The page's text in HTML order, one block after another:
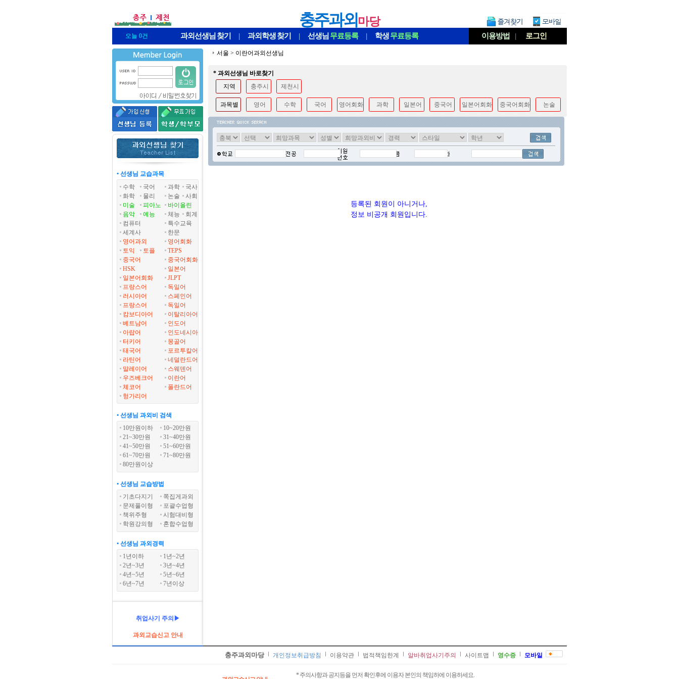
충주과외마당
오늘 0건 과외선생님 찾기 | 과외학생찾기 | 선생님 무료등록 | 학생무료등록 이용방법 | 로그인
• 선생님 교습과목
수학
국어 과학
국사
화학
물리 논술
사회
미술
피아노
바이올린
음악
예능 체능
회계
컴퓨터
특수교육
세계사
한문
영어과외
영어회화
토익
토플
TEPS
중국어
중국어회화
HSK
일본어
일본어회화
JLPT
프랑스어
독일어
러시아어
스페인어
프랑스어
독일어
캄보디아어
이탈리아어
베트남어
인도어
아랍어
인도네시아
터키어
몽골어
태국어
포르투칼어
라틴어
네덜란드어
말레이어
스웨덴어
우즈베크어
이란어
체코어
폴란드어
헝가리어
• 선생님 과외비 검색
10만원이하
10~20만원
21~30만원
31~40만원
41~50만원
51~60만원
61~70만원
71~80만원
80만원이상
• 선생님 교습방법
기초다지기
쪽집게과외
문제풀이형
포괄수업형
책위주형
시험대비형
학원강의형
혼합수업형
• 선생님 과외경력
1년이하
1년~2년
2년~3년
3년~4년
4년~5년
5년~6년
6년~7년
7년이상
취업사기 주의▶
과외교습신고 안내
서울 > 이란어과외선생님
* 과외선생님 바로찾기
지역
충주시 제천시
과목별 영어 수학 국어 영어회화 과학 일본어 중국어 일본어회화 중국어회화 논술
등록된 회원이 아니거나,
정보 비공개 회원입니다.
충주과외마당 개인정보취급방침 이용약관 법적책임한계 알바취업사기주의 사이트맵 영수증 모바일
* 주의사항과 공지등을 먼저 확인후에 이용자 본인의 책임하에 이용하세요.